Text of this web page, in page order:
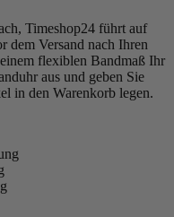
Timeshop24 führt auf
dem Versand nach Ihren
flexiblen Bandmaß Ihr
aus und geben Sie
in den Warenkorb legen.